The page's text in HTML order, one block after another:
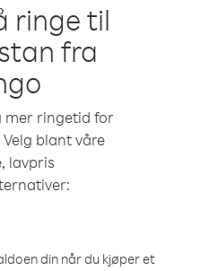
ringe til
fra
mer ringetid for
blant våre
lavpris
din når du kjøper et